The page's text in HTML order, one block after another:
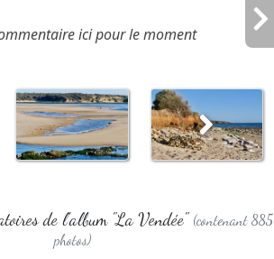
ici pour le moment
de l'album "La Vendée" (contenant 885
photos)